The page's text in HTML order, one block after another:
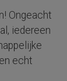
Ongeacht
iedereen
echt